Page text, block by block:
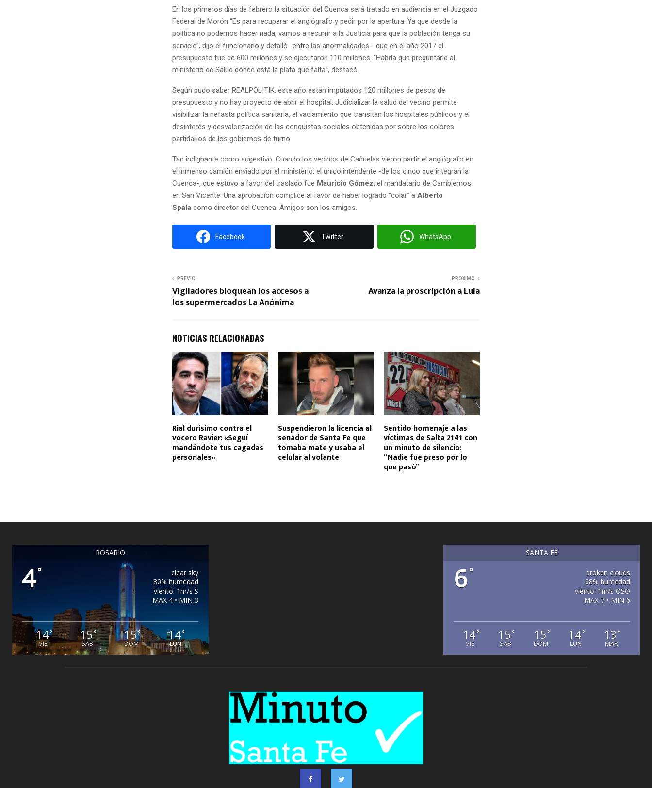
En los primeros días de febrero la situación del Cuenca será tratado en audiencia en el Juzgado
Federal de Morón “Es para recuperar el angiógrafo y pedir por la apertura. Ya que desde la
política no podemos hacer nada, vamos a recurrir a la Justicia para que la población tenga su
servicio”, dijo el funcionario y detalló -entre las anormalidades- que en el año 2017 el
presupuesto fue de 600 millones y se ejecutaron 110 millones. “Habría que preguntarle al
ministerio de Salud dónde está la plata que falta”, destacó.
Según pudo saber REALPOLITIK, este año están imputados 120 millones de pesos de
presupuesto y no hay proyecto de abrir el hospital. Judicializar la salud del vecino permite
visibilizar la nefasta política sanitaria, el vaciamiento que transitan los hospitales públicos y el
desinterés y desvalorización de las conquistas sociales obtenidas por sobre los colores
partidarios de los gobiernos de turno.
Tan indignante como sugestivo. Cuando los vecinos de Cañuelas vieron partir el angiógrafo en
el inmenso camión enviado por el ministerio, el único intendente -de los cinco que integran la
Cuenca-, que estuvo a favor del traslado fue Mauricio Gómez, el mandatario de Cambiemos
en San Vicente. Una aprobación cómplice al favor de haber logrado “colar” a Alberto
Spala como director del Cuenca. Amigos son los amigos.
Facebook Twitter WhatsApp
PREVIO
Vigiladores bloquean los accesos a
los supermercados La Anónima
PROXIMO
Avanza la proscripción a Lula
NOTICIAS RELACIONADAS
Rial durísimo contra el
vocero Ravier: «Seguí
mandándote tus cagadas
personales»
Suspendieron la licencia al
senador de Santa Fe que
tomaba mate y usaba el
celular al volante
Sentido homenaje a las
víctimas de Salta 2141 con
un minuto de silencio:
“Nadie fue preso por lo
que pasó”
ROSARIO
4°
clear sky
80% humedad
viento: 1m/s S
MAX 4 • MIN 3
14°
VIE
15°
SAB
15°
DOM
14°
LUN
SANTA FE
6°
broken clouds
88% humedad
viento: 1m/s OSO
MAX 7 • MIN 6
14°
VIE
15°
SAB
15°
DOM
14°
LUN
13 °
MAR